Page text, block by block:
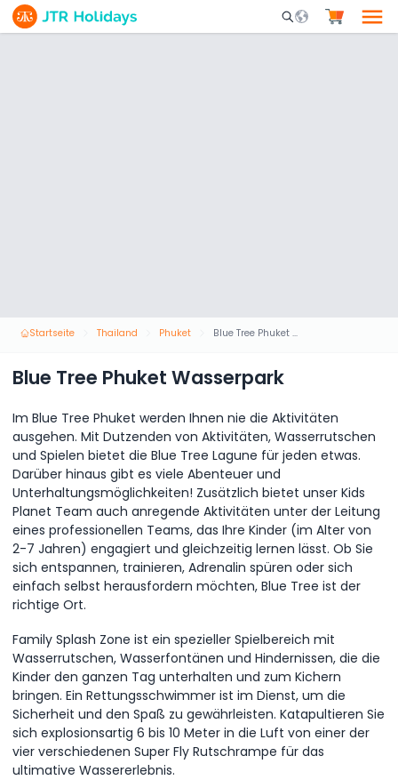
Mobile Search
Startseite Thailand Phuket Blue Tree Phuket Wasserpark
Blue Tree Phuket Wasserpark
Im Blue Tree Phuket werden Ihnen nie die Aktivitäten
ausgehen. Mit Dutzenden von Aktivitäten, Wasserrutschen
und Spielen bietet die Blue Tree Lagune für jeden etwas.
Darüber hinaus gibt es viele Abenteuer und
Unterhaltungsmöglichkeiten! Zusätzlich bietet unser Kids
Planet Team auch anregende Aktivitäten unter der Leitung
eines professionellen Teams, das Ihre Kinder (im Alter von
2-7 Jahren) engagiert und gleichzeitig lernen lässt. Ob Sie
sich entspannen, trainieren, Adrenalin spüren oder sich
einfach selbst herausfordern möchten, Blue Tree ist der
richtige Ort.
Family Splash Zone ist ein spezieller Spielbereich mit
Wasserrutschen, Wasserfontänen und Hindernissen, die die
Kinder den ganzen Tag unterhalten und zum Kichern
bringen. Ein Rettungsschwimmer ist im Dienst, um die
Sicherheit und den Spaß zu gewährleisten. Katapultieren Sie
sich explosionsartig 6 bis 10 Meter in die Luft von einer der
vier verschiedenen Super Fly Rutschrampe für das
ultimative Wassererlebnis.